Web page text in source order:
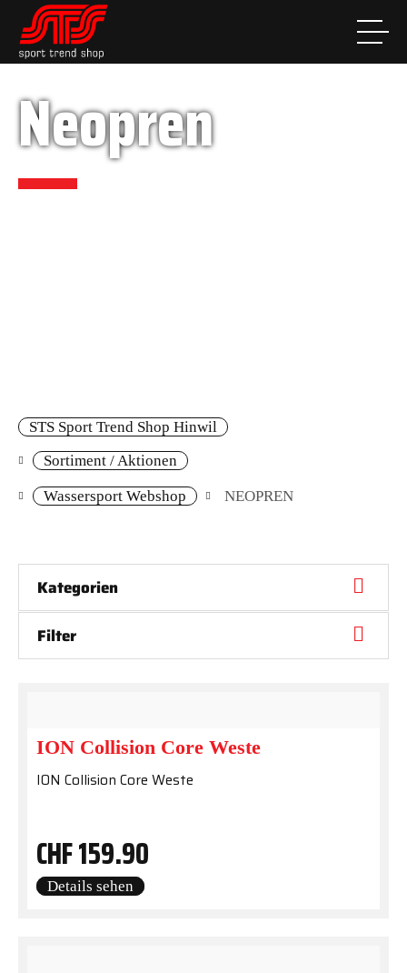
Neopren
STS Sport Trend Shop Hinwil
Sortiment / Aktionen
Wassersport Webshop NEOPREN
Kategorien
Filter
ION Collision Core Weste
ION Collision Core Weste
CHF159.90
Details sehen